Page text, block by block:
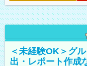
＜未経験OK＞グ
出・レポート作成